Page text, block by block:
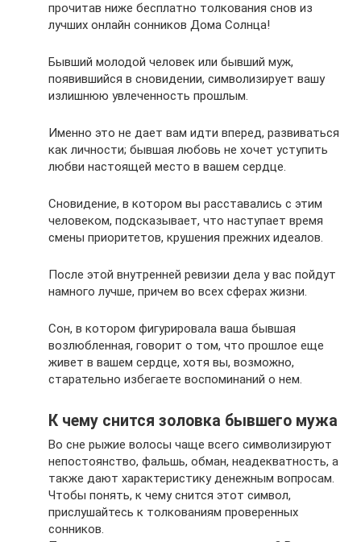
прочитав ниже бесплатно толкования снов из
лучших онлайн сонников Дома Солнца!
Бывший молодой человек или бывший муж,
появившийся в сновидении, символизирует вашу
излишнюю увлеченность прошлым.
Именно это не дает вам идти вперед, развиваться
как личности; бывшая любовь не хочет уступить
любви настоящей место в вашем сердце.
Сновидение, в котором вы расставались с этим
человеком, подсказывает, что наступает время
смены приоритетов, крушения прежних идеалов.
После этой внутренней ревизии дела у вас пойдут
намного лучше, причем во всех сферах жизни.
Сон, в котором фигурировала ваша бывшая
возлюбленная, говорит о том, что прошлое еще
живет в вашем сердце, хотя вы, возможно,
старательно избегаете воспоминаний о нем.
К чему снится золовка бывшего мужа
Во сне рыжие волосы чаще всего символизируют
непостоянство, фальшь, обман, неадекватность, а
также дают характеристику денежным вопросам.
Чтобы понять, к чему снится этот символ,
прислушайтесь к толкованиям проверенных
сонников.